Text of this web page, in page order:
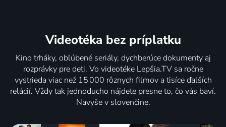
Videotéka bez príplatku
Kino trháky, obľúbené seriály, dychberúce dokumenty aj
rozprávky pre deti. Vo videotéke Lepšia.TV sa ročne
vystrieda viac než 15 000 rôznych filmov a tisíce ďalších
relácií. Vždy tak jednoducho nájdete presne to, čo vás baví.
Navyše v slovenčine.